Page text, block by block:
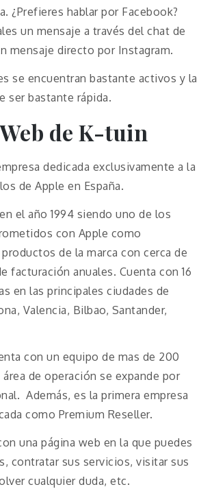
¿Prefieres hablar por Facebook?
un mensaje a través del chat de
mensaje directo por Instagram.
se encuentran bastante activos y la
ser bastante rápida.
de K-tuin
dedicada exclusivamente a la
de Apple en España.
el año 1994 siendo uno de los
con Apple como
de la marca con cerca de
facturación anuales. Cuenta con 16
en las principales ciudades de
Valencia, Bilbao, Santander,
con un equipo de mas de 200
de operación se expande por
Además, es la primera empresa
como Premium Reseller.
una página web en la que puedes
contratar sus servicios, visitar sus
cualquier duda, etc.